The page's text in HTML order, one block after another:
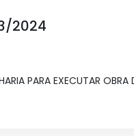
2024
PARA EXECUTAR